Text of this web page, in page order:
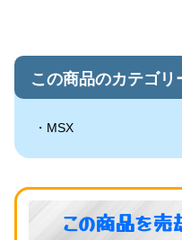
この商品のカテゴリ
MSX
この商品を売